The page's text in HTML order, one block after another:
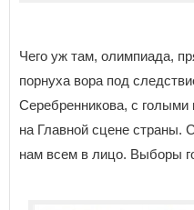
Чего уж там, олимпиада,
порнуха вора под
Серебренникова, с
на Главной сцене страны.
нам всем в лицо. Выборы